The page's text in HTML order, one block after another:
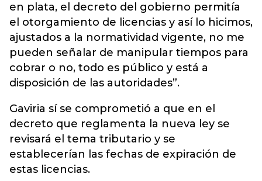
en plata, el decreto del gobierno permitía
el otorgamiento de licencias y así lo hicimos,
ajustados a la normatividad vigente, no me
pueden señalar de manipular tiempos para
cobrar o no, todo es público y está a
disposición de las autoridades”.
Gaviria sí se comprometió a que en el
decreto que reglamenta la nueva ley se
revisará el tema tributario y se
establecerían las fechas de expiración de
estas licencias.